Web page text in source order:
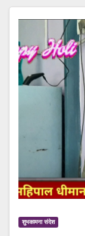
शुभकामना संदेश